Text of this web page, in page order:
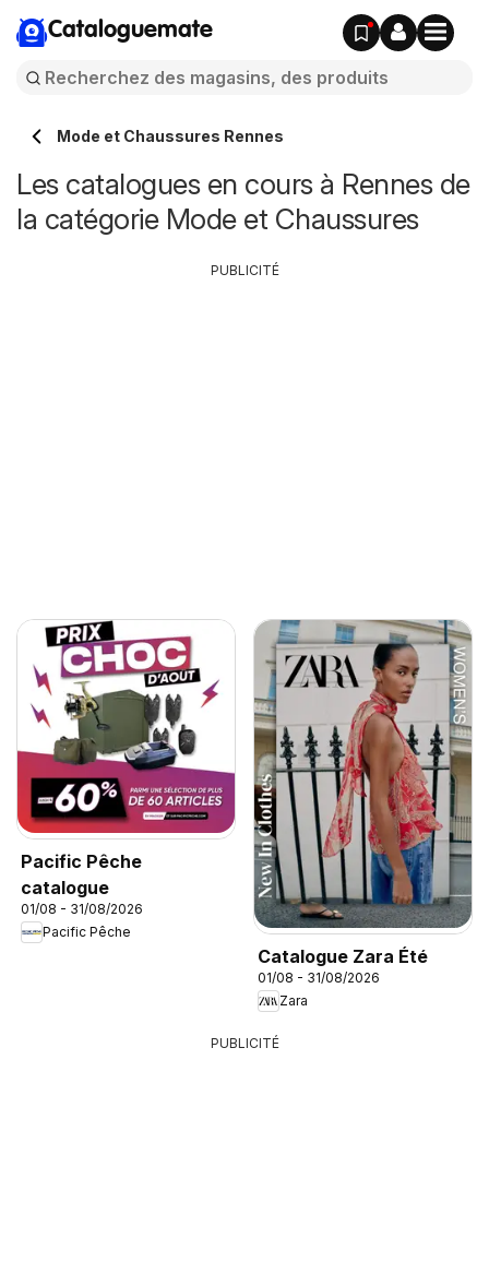
Cataloguemate
Mode et Chaussures Rennes
Les catalogues en cours à Rennes de
la catégorie Mode et Chaussures
Pacific Pêche
catalogue
01/08 - 31/08/2026
Pacific Pêche
Catalogue Zara Été
01/08 - 31/08/2026
Zara
PUBLICITÉ
PUBLICITÉ